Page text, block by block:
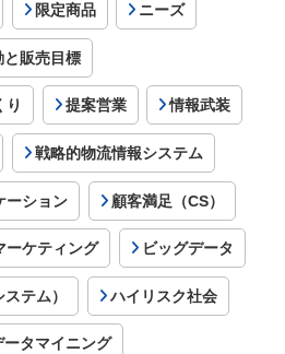
限定商品 ニーズ
と販売目標
り 提案営業 情報武装
戦略的物流情報システム
ーション 顧客満足（CS）
ーケティング ビッグデータ
テム） ハイリスク社会
ータマイニング